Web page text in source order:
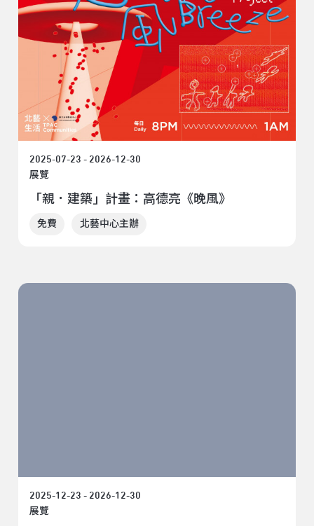
2025-07-23 - 2026-12-30
展覽
「親．建築」計畫：高德亮《晚風》
免費 北藝中心主辦
2025-12-23 - 2026-12-30
展覽